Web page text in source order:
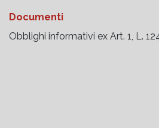
Documenti
Obblighi informativi ex Art. 1, L.